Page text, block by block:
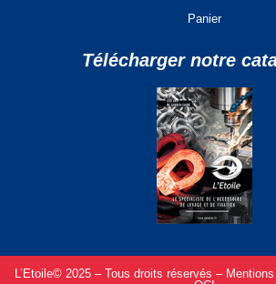
Panier
Télécharger notre
L’Etoile© 2025 – Tous droits réservés –